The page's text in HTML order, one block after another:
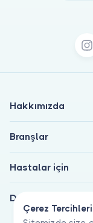
Çerez
Hakkımızda
Branşlar
Hastalar için
Doktorlar için